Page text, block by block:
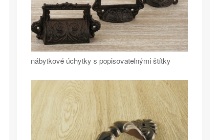
nábytkové úchytky s popisovatelnými štítky